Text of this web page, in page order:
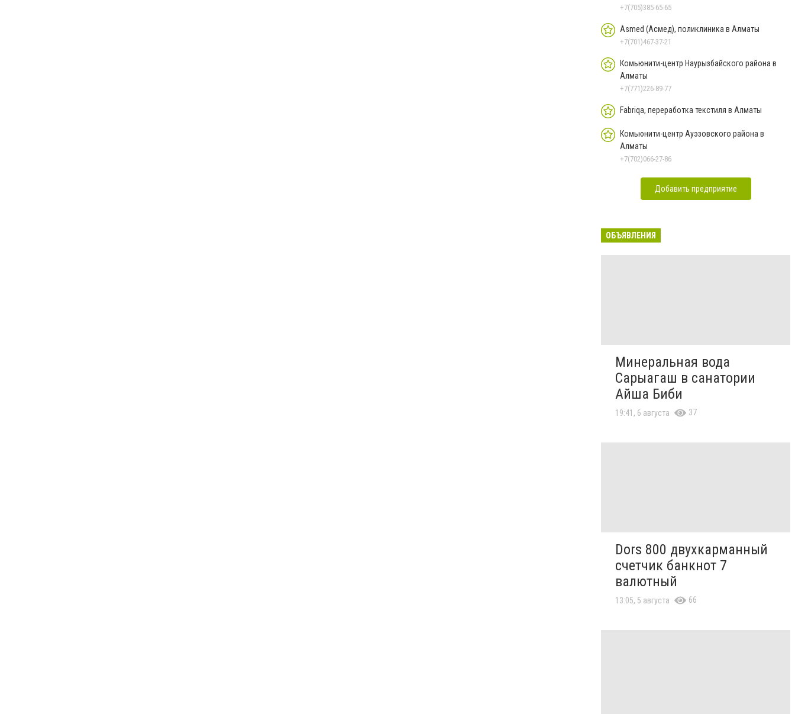
+7(705)385-65-65
Asmed (Асмед), поликлиника в Алматы
+7(701)467-37-21
Комьюнити-центр Наурызбайского района в
Алматы
+7(771)226-89-77
Fabriqa, переработка текстиля в Алматы
Комьюнити-центр Ауэзовского района в
Алматы
+7(702)066-27-86
Добавить предприятие
ОБЪЯВЛЕНИЯ
Минеральная вода
Сарыагаш в санатории
Айша Биби
19:41, 6 августа 37
Dors 800 двухкарманный
счетчик банкнот 7
валютный
13:05, 5 августа 66